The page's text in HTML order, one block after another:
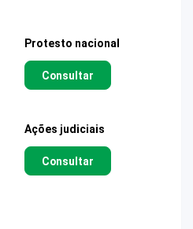
Protesto nacional
Consultar
Ações judiciais
Consultar